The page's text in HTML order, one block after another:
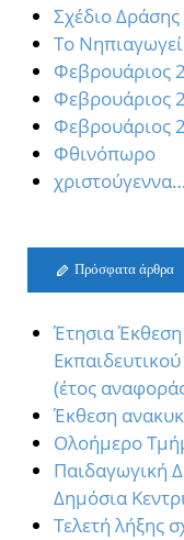
Σχέδιο Δράσης
Το
Φεβρουάριος
Φεβρουάριος
Φεβρουάριος
Φθινόπωρο
χριστούγεννα…
Πρόσφατα άρθρα
Έτησια
(έτος
Έκθεση
Oλοήμερο
Παιδαγωγική
Δημόσια
Τελετή λήξης